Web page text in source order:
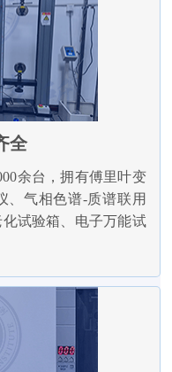
全
余台，拥有傅里叶变
、气相色谱-质谱联用
试验箱、电子万能试